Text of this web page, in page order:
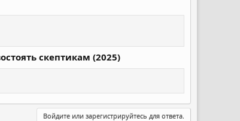
скептикам (2025)
Войдите или зарегистрируйтесь для ответа.